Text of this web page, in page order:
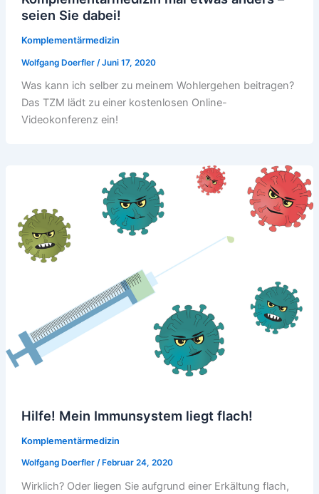
seien Sie dabei!
Komplementärmedizin
Wolfgang Doerfler /Juni 17, 2020
Was kann ich selber zu meinem Wohlergehen beitragen?
Das TZM lädt zu einer kostenlosen Online-
Videokonferenz ein!
Hilfe! Mein Immunsystem liegt flach!
Komplementärmedizin
Wolfgang Doerfler / Februar 24, 2020
Wirklich? Oder liegen Sie aufgrund einer Erkältung flach,